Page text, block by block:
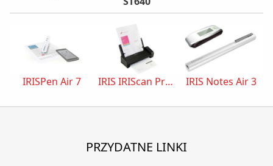
IRISPen Air 7 IRIS IRIScan Pro 5 IRIS Notes Air 3
PRZYDATNE LINKI